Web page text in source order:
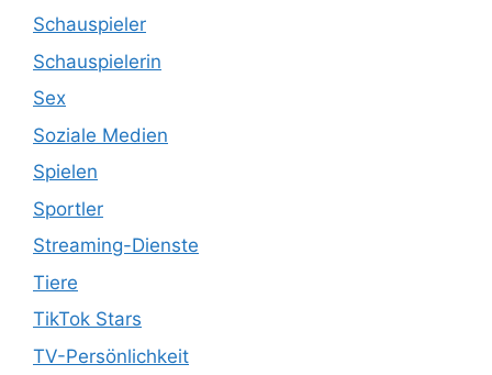
Schauspieler
Schauspielerin
Sex
Soziale Medien
Spielen
Sportler
Streaming-Dienste
Tiere
TikTok Stars
TV-Persönlichkeit